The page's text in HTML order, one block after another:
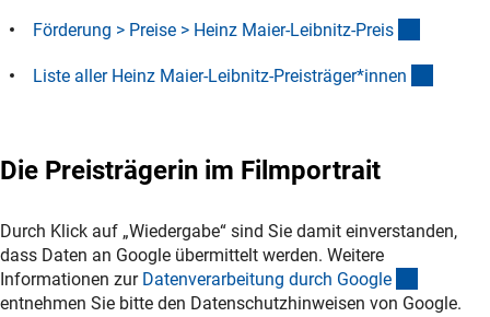
Förderung > Preise > Heinz Maier-Leibnitz-Preis
Liste aller Heinz Maier-Leibnitz-Preisträger*innen
Die Preisträgerin im Filmportrait
Durch Klick auf „Wiedergabe“ sind Sie damit einverstanden,
dass Daten an Google übermittelt werden. Weitere
Informationen zur Datenverarbeitung durch Googl e
entnehmen Sie bitte den Datenschutzhinweisen von Google.